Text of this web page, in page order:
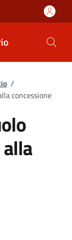
/
concessione